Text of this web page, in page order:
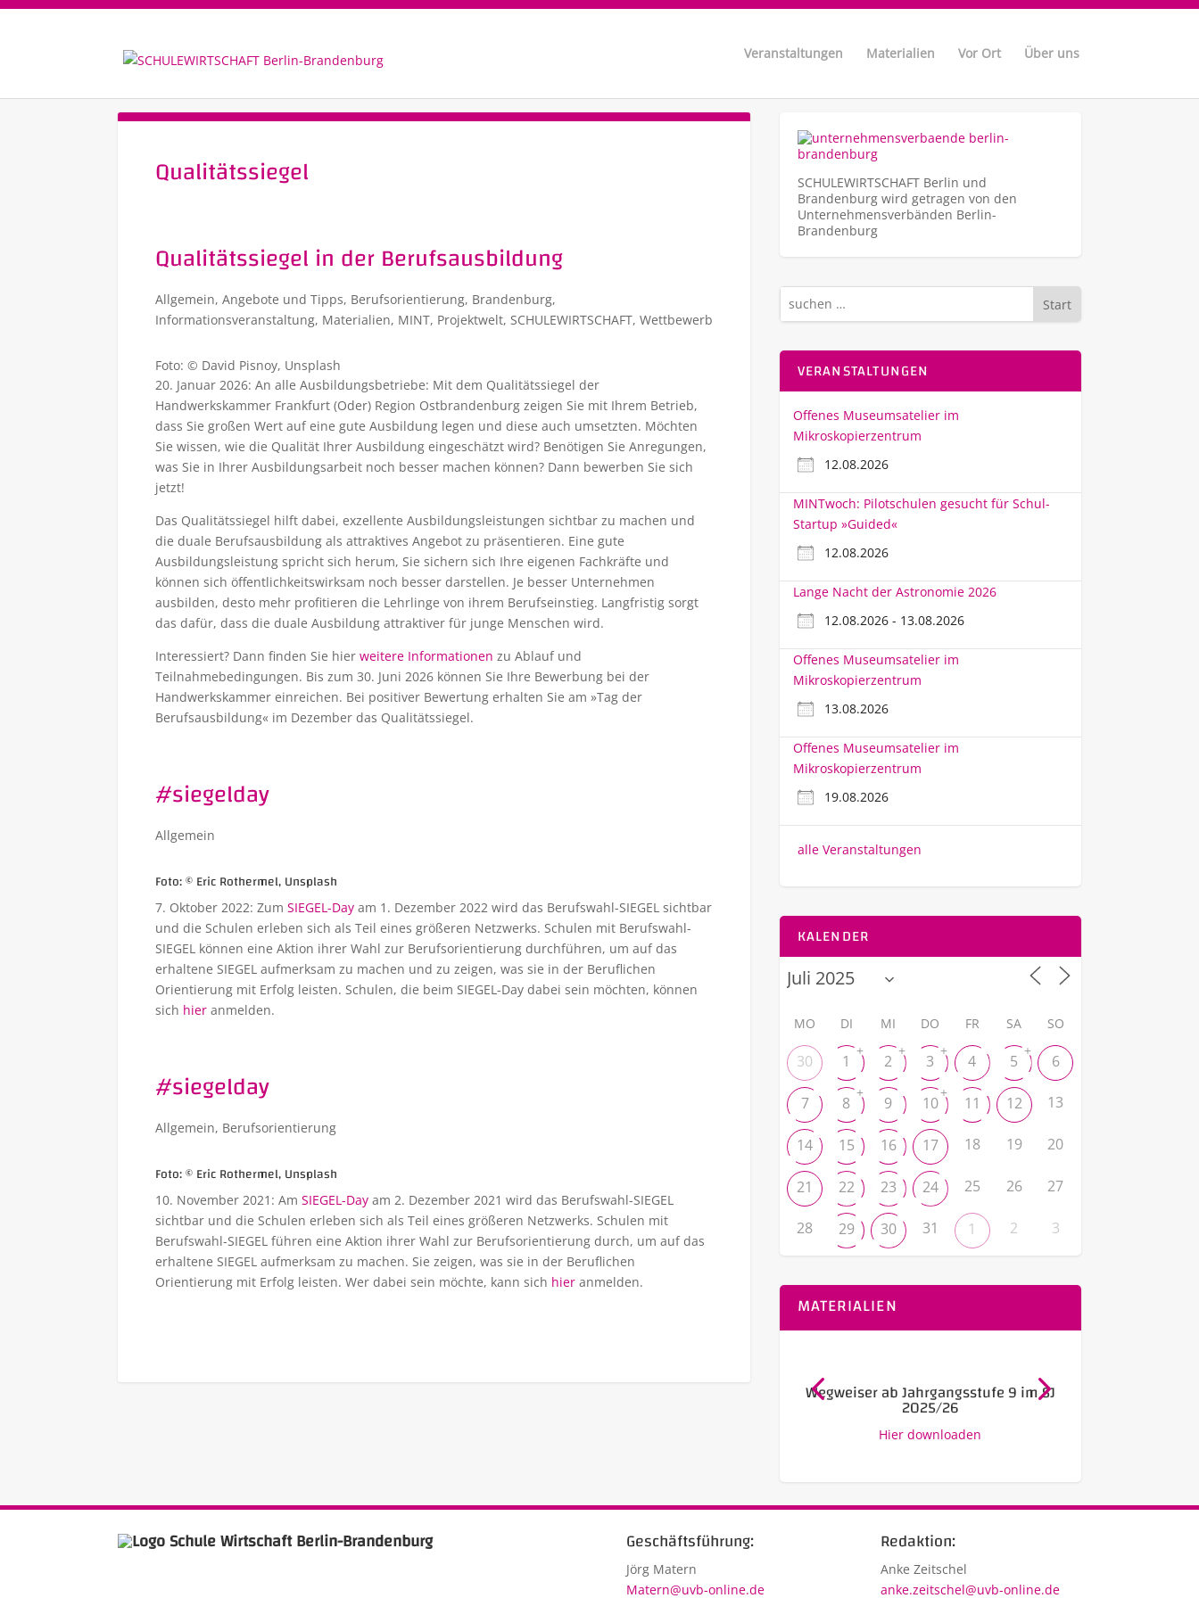
Veranstaltungen Materialien Vor Ort Über uns
Qualitätssiegel
Qualitätssiegel in der Berufsausbildung
Allgemein, Angebote und Tipps, Berufsorientierung, Brandenburg,
Informationsveranstaltung, Materialien, MINT, Projektwelt, SCHULEWIRTSCHAFT, Wettbewerb
Foto: © David Pisnoy, Unsplash
20. Januar 2026: An alle Ausbildungsbetriebe: Mit dem Qualitätssiegel der
Handwerkskammer Frankfurt (Oder) Region Ostbrandenburg zeigen Sie mit Ihrem Betrieb,
dass Sie großen Wert auf eine gute Ausbildung legen und diese auch umsetzten. Möchten
Sie wissen, wie die Qualität Ihrer Ausbildung eingeschätzt wird? Benötigen Sie Anregungen,
was Sie in Ihrer Ausbildungsarbeit noch besser machen können? Dann bewerben Sie sich
jetzt!
Das Qualitätssiegel hilft dabei, exzellente Ausbildungsleistungen sichtbar zu machen und
die duale Berufsausbildung als attraktives Angebot zu präsentieren. Eine gute
Ausbildungsleistung spricht sich herum, Sie sichern sich Ihre eigenen Fachkräfte und
können sich öffentlichkeitswirksam noch besser darstellen. Je besser Unternehmen
ausbilden, desto mehr profitieren die Lehrlinge von ihrem Berufseinstieg. Langfristig sorgt
das dafür, dass die duale Ausbildung attraktiver für junge Menschen wird.
Interessiert? Dann finden Sie hier weitere Informationen zu Ablauf und
Teilnahmebedingungen. Bis zum 30. Juni 2026 können Sie Ihre Bewerbung bei der
Handwerkskammer einreichen. Bei positiver Bewertung erhalten Sie am »Tag der
Berufsausbildung« im Dezember das Qualitätssiegel.
#siegelday
Allgemein
Foto: © Eric Rothermel, Unsplash
7. Oktober 2022: Zum SIEGEL-Day am 1. Dezember 2022 wird das Berufswahl-SIEGEL sichtbar
und die Schulen erleben sich als Teil eines größeren Netzwerks. Schulen mit Berufswahl-
SIEGEL können eine Aktion ihrer Wahl zur Berufsorientierung durchführen, um auf das
erhaltene SIEGEL aufmerksam zu machen und zu zeigen, was sie in der Beruflichen
Orientierung mit Erfolg leisten. Schulen, die beim SIEGEL-Day dabei sein möchten, können
sich hier anmelden.
#siegelday
Allgemein, Berufsorientierung
Foto: © Eric Rothermel, Unsplash
10. November 2021: Am SIEGEL-Day am 2. Dezember 2021 wird das Berufswahl-SIEGEL
sichtbar und die Schulen erleben sich als Teil eines größeren Netzwerks. Schulen mit
Berufswahl-SIEGEL führen eine Aktion ihrer Wahl zur Berufsorientierung durch, um auf das
erhaltene SIEGEL aufmerksam zu machen. Sie zeigen, was sie in der Beruflichen
Orientierung mit Erfolg leisten. Wer dabei sein möchte, kann sich hier anmelden.
SCHULEWIRTSCHAFT Berlin und
Brandenburg wird getragen von den
Unternehmens­verbänden Berlin-
Brandenburg
Start
VERANSTALTUNGEN
Offenes Museumsatelier im
Mikroskopierzentrum
12.08.2026
MINTwoch: Pilotschulen gesucht für Schul-
Startup »Guided«
12.08.2026
Lange Nacht der Astronomie 2026
12.08.2026 - 13.08.2026
Offenes Museumsatelier im
Mikroskopierzentrum
13.08.2026
Offenes Museumsatelier im
Mikroskopierzentrum
19.08.2026
alle Veranstaltungen
KALENDER
MO DI MI DO FR SA SO
30 1
+
2
+
3
+
4 5
+
6
7 8
+
9 10
+
11 12 13
14 15 16 17 18 19 20
21 22 23 24 25 26 27
28 29 30 31 1 2 3
MATERIALIEN
Wegweiser ab Jahrgangsstufe 9 im SJ
2025/26
Hier downloaden
Geschäftsführung:
Jörg Matern
Matern@uvb-online.de
Redaktion:
Anke Zeitschel
anke.zeitschel@uvb-online.de